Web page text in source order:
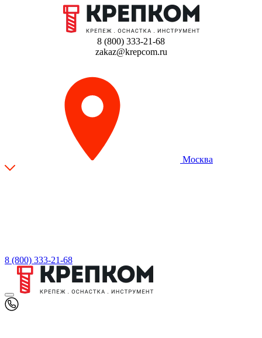
8 (800) 333-21-68
zakaz@krepcom.ru
Москва
8 (800) 333-21-68